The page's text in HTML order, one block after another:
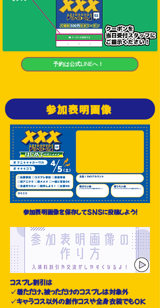
予約は公式LINEへ！
参加表明画像
参加表明画像を保存してSNSに投稿しよう！
コスプレ割引は
✓着ただけ、被っただけのコスプレは対象外
✓キャラコス以外の創作コスや全身衣装でもOK